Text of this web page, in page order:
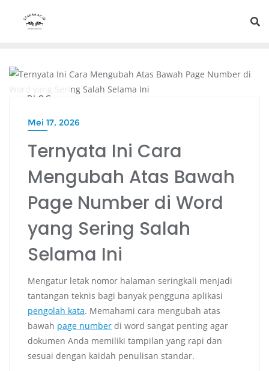
BLOG
Mei 17, 2026
Ternyata Ini Cara
Mengubah Atas Bawah
Page Number di Word
yang Sering Salah
Selama Ini
Mengatur letak nomor halaman seringkali menjadi
tantangan teknis bagi banyak pengguna aplikasi
pengolah kata. Memahami cara mengubah atas
bawah page number di word sangat penting agar
dokumen Anda memiliki tampilan yang rapi dan
sesuai dengan kaidah penulisan standar.